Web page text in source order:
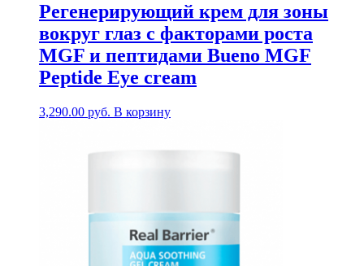
Регенерирующий крем для зоны
вокруг глаз с факторами роста
MGF и пептидами Bueno MGF
Peptide Eye cream
3,290.00 руб. В корзину